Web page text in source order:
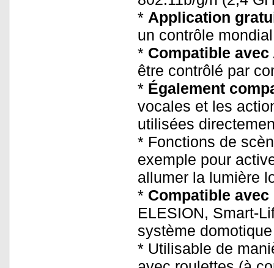
* Application
un contrôle
* Compatible
être contrôlé par
* Également
vocales et les
utilisées
* Fonctions de
exemple pour
allumer la lumière
* Compatible
ELESION, Smart-
système
* Utilisable de